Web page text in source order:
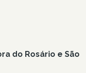
do Rosário e São